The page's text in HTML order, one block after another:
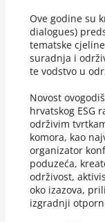
Ove godine su
dialogues)
tematske
suradnja i
te vodstvo u
Novost
hrvatskog ESG
održivim
komora, kao
organizator
poduzeća,
održivost,
oko izazova,
izgradnji